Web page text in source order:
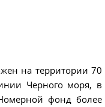
на территории 70
Черного моря, в
фонд более